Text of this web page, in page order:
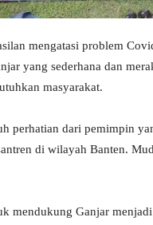
mengatasi problem
yang sederhana dan
masyarakat.
perhatian dari pemimpin
di wilayah Banten.
mendukung Ganjar